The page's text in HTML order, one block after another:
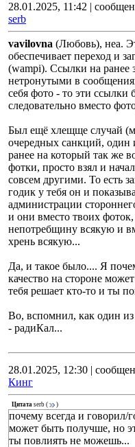
28.01.2025, 11:42 |
serb
vavilovna (Любовь), неа.
обеспечивает переход и
(wampi). Ссылки на ранее
нетронутыми в
себя фото - то эти ссылки
следовательно вместо
Был ещё хлещще случай
очередных санкций, один
ранее на который так же
фотки, просто взял и
совсем другими. То есть
годик у тебя он и
администрации
и они вместо твоих
непотребщину всякую и
хрень всякую...
Да, и такое было.... Я
качество на стороне
тебя решает кто-то и ты
Во, вспомнил, как один
- радиКал...
28.01.2025, 12:30 |
Кинг
Цитата serb ( )
почему всегда и говорил/
может быть получше, но
ты повлиять не можешь...